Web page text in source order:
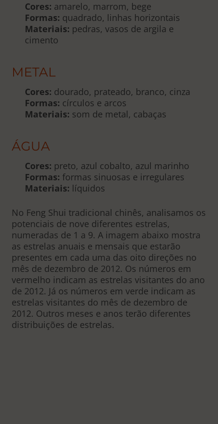
Cores: amarelo, marrom, bege
Formas: quadrado, linhas horizontais
Materiais: pedras, vasos de argila e
cimento
METAL
Cores: dourado, prateado, branco, cinza
Formas: círculos e arcos
Materiais: som de metal, cabaças
ÁGUA
Cores: preto, azul cobalto, azul marinho
Formas: formas sinuosas e irregulares
Materiais: líquidos
No Feng Shui tradicional chinês, analisamos os
potenciais de nove diferentes estrelas,
numeradas de 1 a 9. A imagem abaixo mostra
as estrelas anuais e mensais que estarão
presentes em cada uma das oito direções no
mês de dezembro de 2012. Os números em
vermelho indicam as estrelas visitantes do ano
de 2012. Já os números em verde indicam as
estrelas visitantes do mês de dezembro de
2012. Outros meses e anos terão diferentes
distribuições de estrelas.